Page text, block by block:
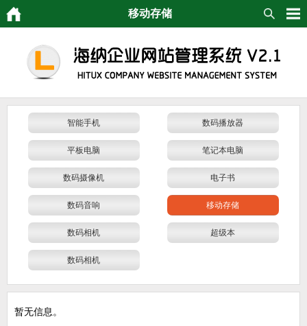
移动存储
智能手机 数码播放器
平板电脑 笔记本电脑
数码摄像机 电子书
数码音响 移动存储
数码相机 超级本
数码相机
暂无信息。